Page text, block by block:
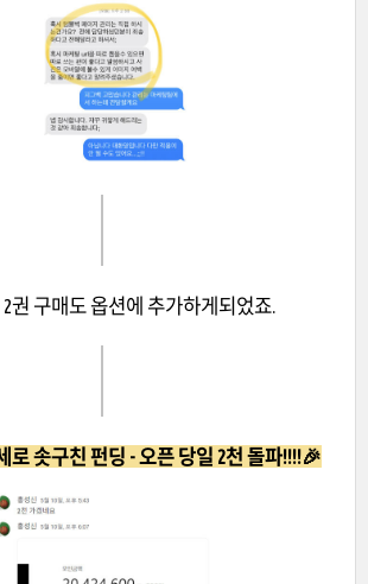
권 구매도 옵션에 추가하게되었죠.
로 솟구친 펀딩 - 오픈 당일 2천 돌파!!!!🎉